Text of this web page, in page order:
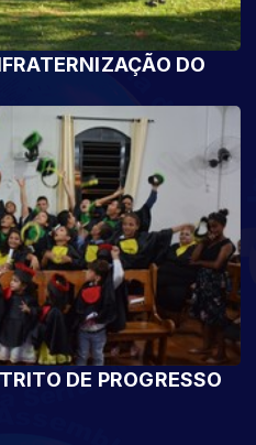
DO
DE PROGRESSO